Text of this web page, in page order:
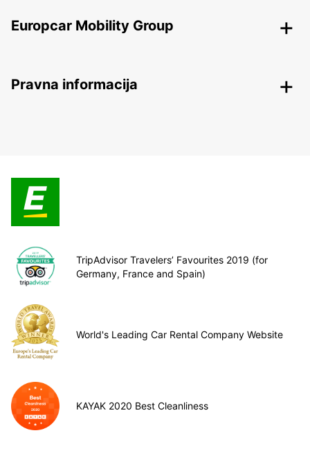
Europcar Mobility Group
Pravna informacija
TripAdvisor Travelers’ Favourites 2019 (for
Germany, France and Spain)
World's Leading Car Rental Company Website
KAYAK 2020 Best Cleanliness